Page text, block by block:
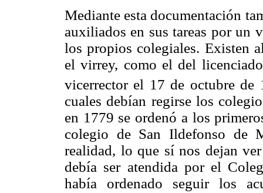
Mediante esta documentación
auxiliados en sus tareas por un
los propios colegiales. Existen
el virrey, como el del
vicerrector el 17 de octubre de
cuales debían regirse los
en 1779 se ordenó a los
colegio de San Ildefonso de
realidad, lo que sí nos dejan
debía ser atendida por el
había ordenado seguir los